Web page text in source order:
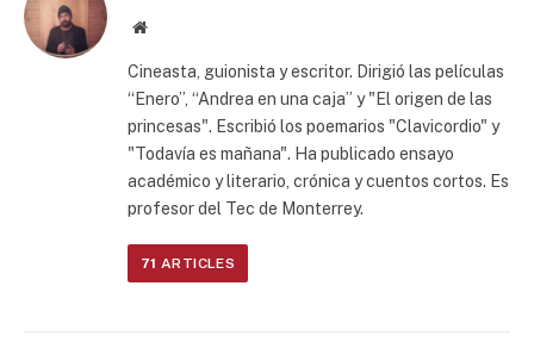
Website
Cineasta, guionista y escritor. Dirigió las películas
“Enero”, “Andrea en una caja” y "El origen de las
princesas". Escribió los poemarios "Clavicordio" y
"Todavía es mañana". Ha publicado ensayo
académico y literario, crónica y cuentos cortos. Es
profesor del Tec de Monterrey.
71 ARTICLES